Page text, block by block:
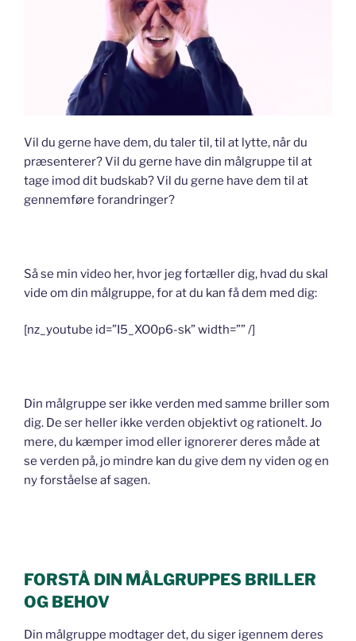
Vil du gerne have dem, du taler til, til at lytte, når du
præsenterer? Vil du gerne have din målgruppe til at
tage imod dit budskab? Vil du gerne have dem til at
gennemføre forandringer?
Så se min video her, hvor jeg fortæller dig, hvad du skal
vide om din målgruppe, for at du kan få dem med dig:
[nz_youtube id=”I5_XO0p6-sk” width=”” /]
Din målgruppe ser ikke verden med samme briller som
dig. De ser heller ikke verden objektivt og rationelt. Jo
mere, du kæmper imod eller ignorerer deres måde at
se verden på, jo mindre kan du give dem ny viden og en
ny forståelse af sagen.
FORSTÅ DIN MÅLGRUPPES BRILLER
OG BEHOV
Din målgruppe modtager det, du siger igennem deres